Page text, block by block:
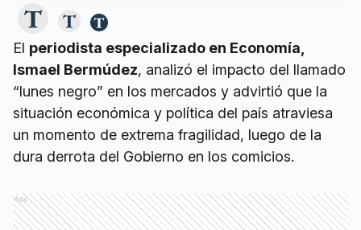
El periodista especializado en Economía,
Ismael Bermúdez, analizó el impacto del llamado
“lunes negro” en los mercados y advirtió que la
situación económica y política del país atraviesa
un momento de extrema fragilidad, luego de la
dura derrota del Gobierno en los comicios.
Ads